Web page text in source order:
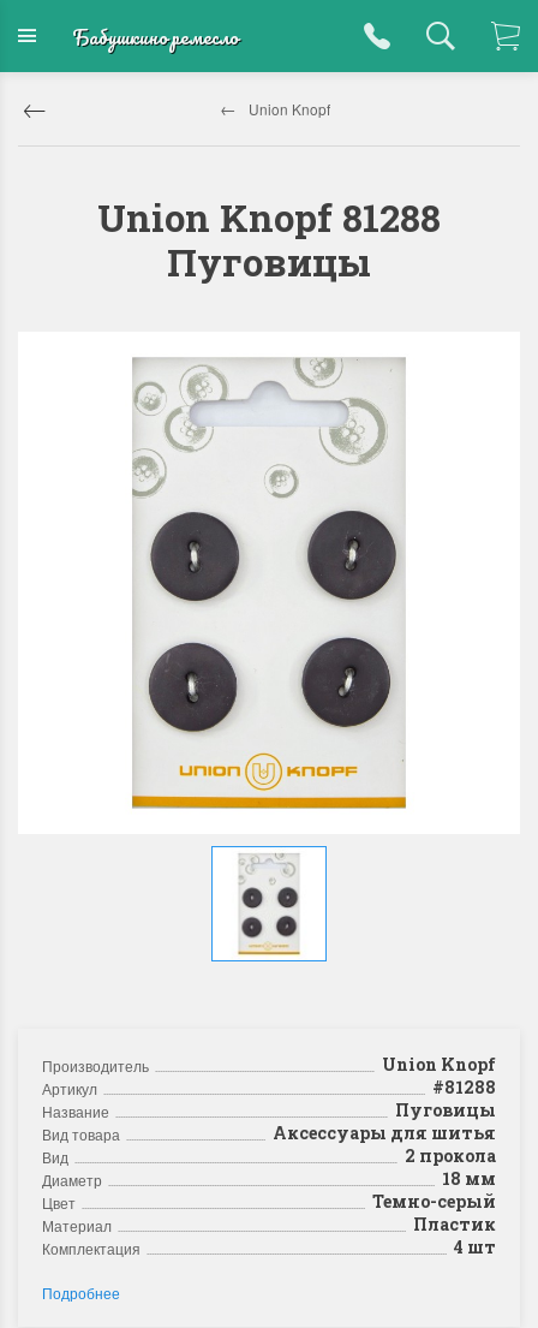
Бабушкино ремесло
Union Knopf
Union Knopf 81288
Пуговицы
Производитель Union Knopf
Артикул #81288
Название Пуговицы
Вид товара Аксессуары для шитья
Вид 2 прокола
Диаметр 18 мм
Цвет Темно-серый
Материал Пластик
Комплектация 4 шт
Подробнее